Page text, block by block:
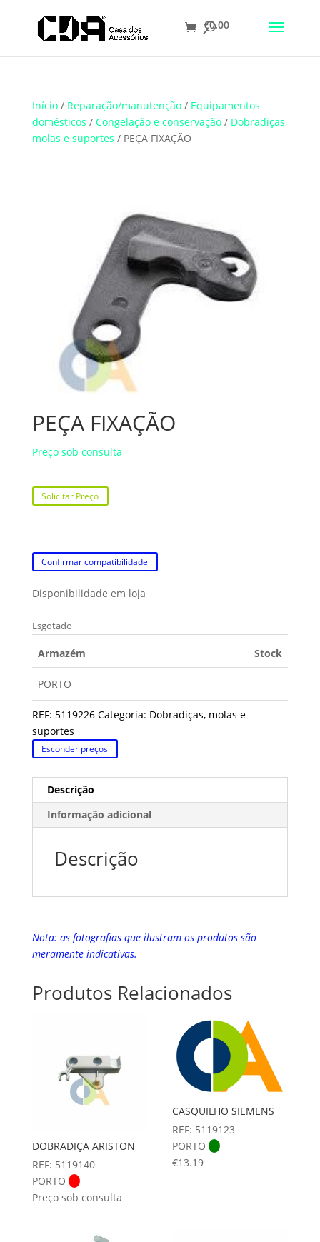
Translate
€0.00
Início/ Reparação/manutenção/ Equipamentos
domésticos / Congelação e conservação/ Dobradiças,
molas e suportes / PEÇA FIXAÇÃO
PEÇA FIXAÇÃO
Preço sob consulta
Solicitar Preço
Confirmar compatibilidade
Disponibilidade em loja
Esgotado
Armazém Stock
PORTO
REF: 5119226 Categoria: Dobradiças, molas e
suportes
Esconder preços
Descrição
Informação adicional
Descrição
Nota: as fotografias que ilustram os produtos são
meramente indicativas.
Produtos Relacionados
DOBRADIÇA ARISTON
REF: 5119140
PORTO
Preço sob consulta
CASQUILHO SIEMENS
REF: 5119123
PORTO
€13.19